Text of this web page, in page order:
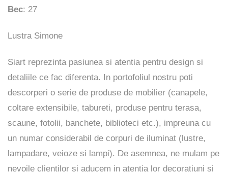
Bec: 27
Lustra Simone
Siart reprezinta pasiunea si atentia pentru design si
detaliile ce fac diferenta. In portofoliul nostru poti
descorperi o serie de produse de mobilier (canapele,
coltare extensibile, tabureti, produse pentru terasa,
scaune, fotolii, banchete, biblioteci etc.), impreuna cu
un numar considerabil de corpuri de iluminat (lustre,
lampadare, veioze si lampi). De asemnea, ne mulam pe
nevoile clientilor si aducem in atentia lor decoratiuni si